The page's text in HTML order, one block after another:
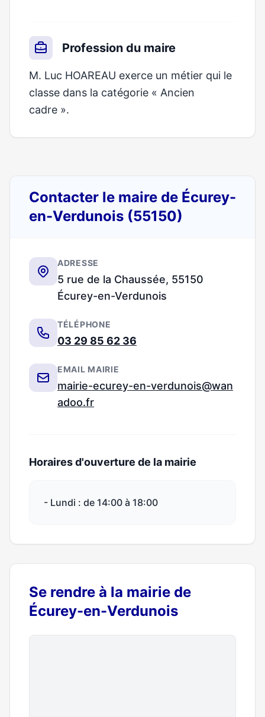
Profession du maire
M. Luc HOAREAU exerce un métier qui le
classe dans la catégorie « Ancien
cadre ».
Contacter le maire de Écurey-
en-Verdunois (55150)
ADRESSE
5 rue de la Chaussée, 55150
Écurey-en-Verdunois
TÉLÉPHONE
03 29 85 62 36
EMAIL MAIRIE
mairie-ecurey-en-verdunois@wan
adoo.fr
Horaires d'ouverture de la mairie
- Lundi : de 14:00 à 18:00
Se rendre à la mairie de
Écurey-en-Verdunois